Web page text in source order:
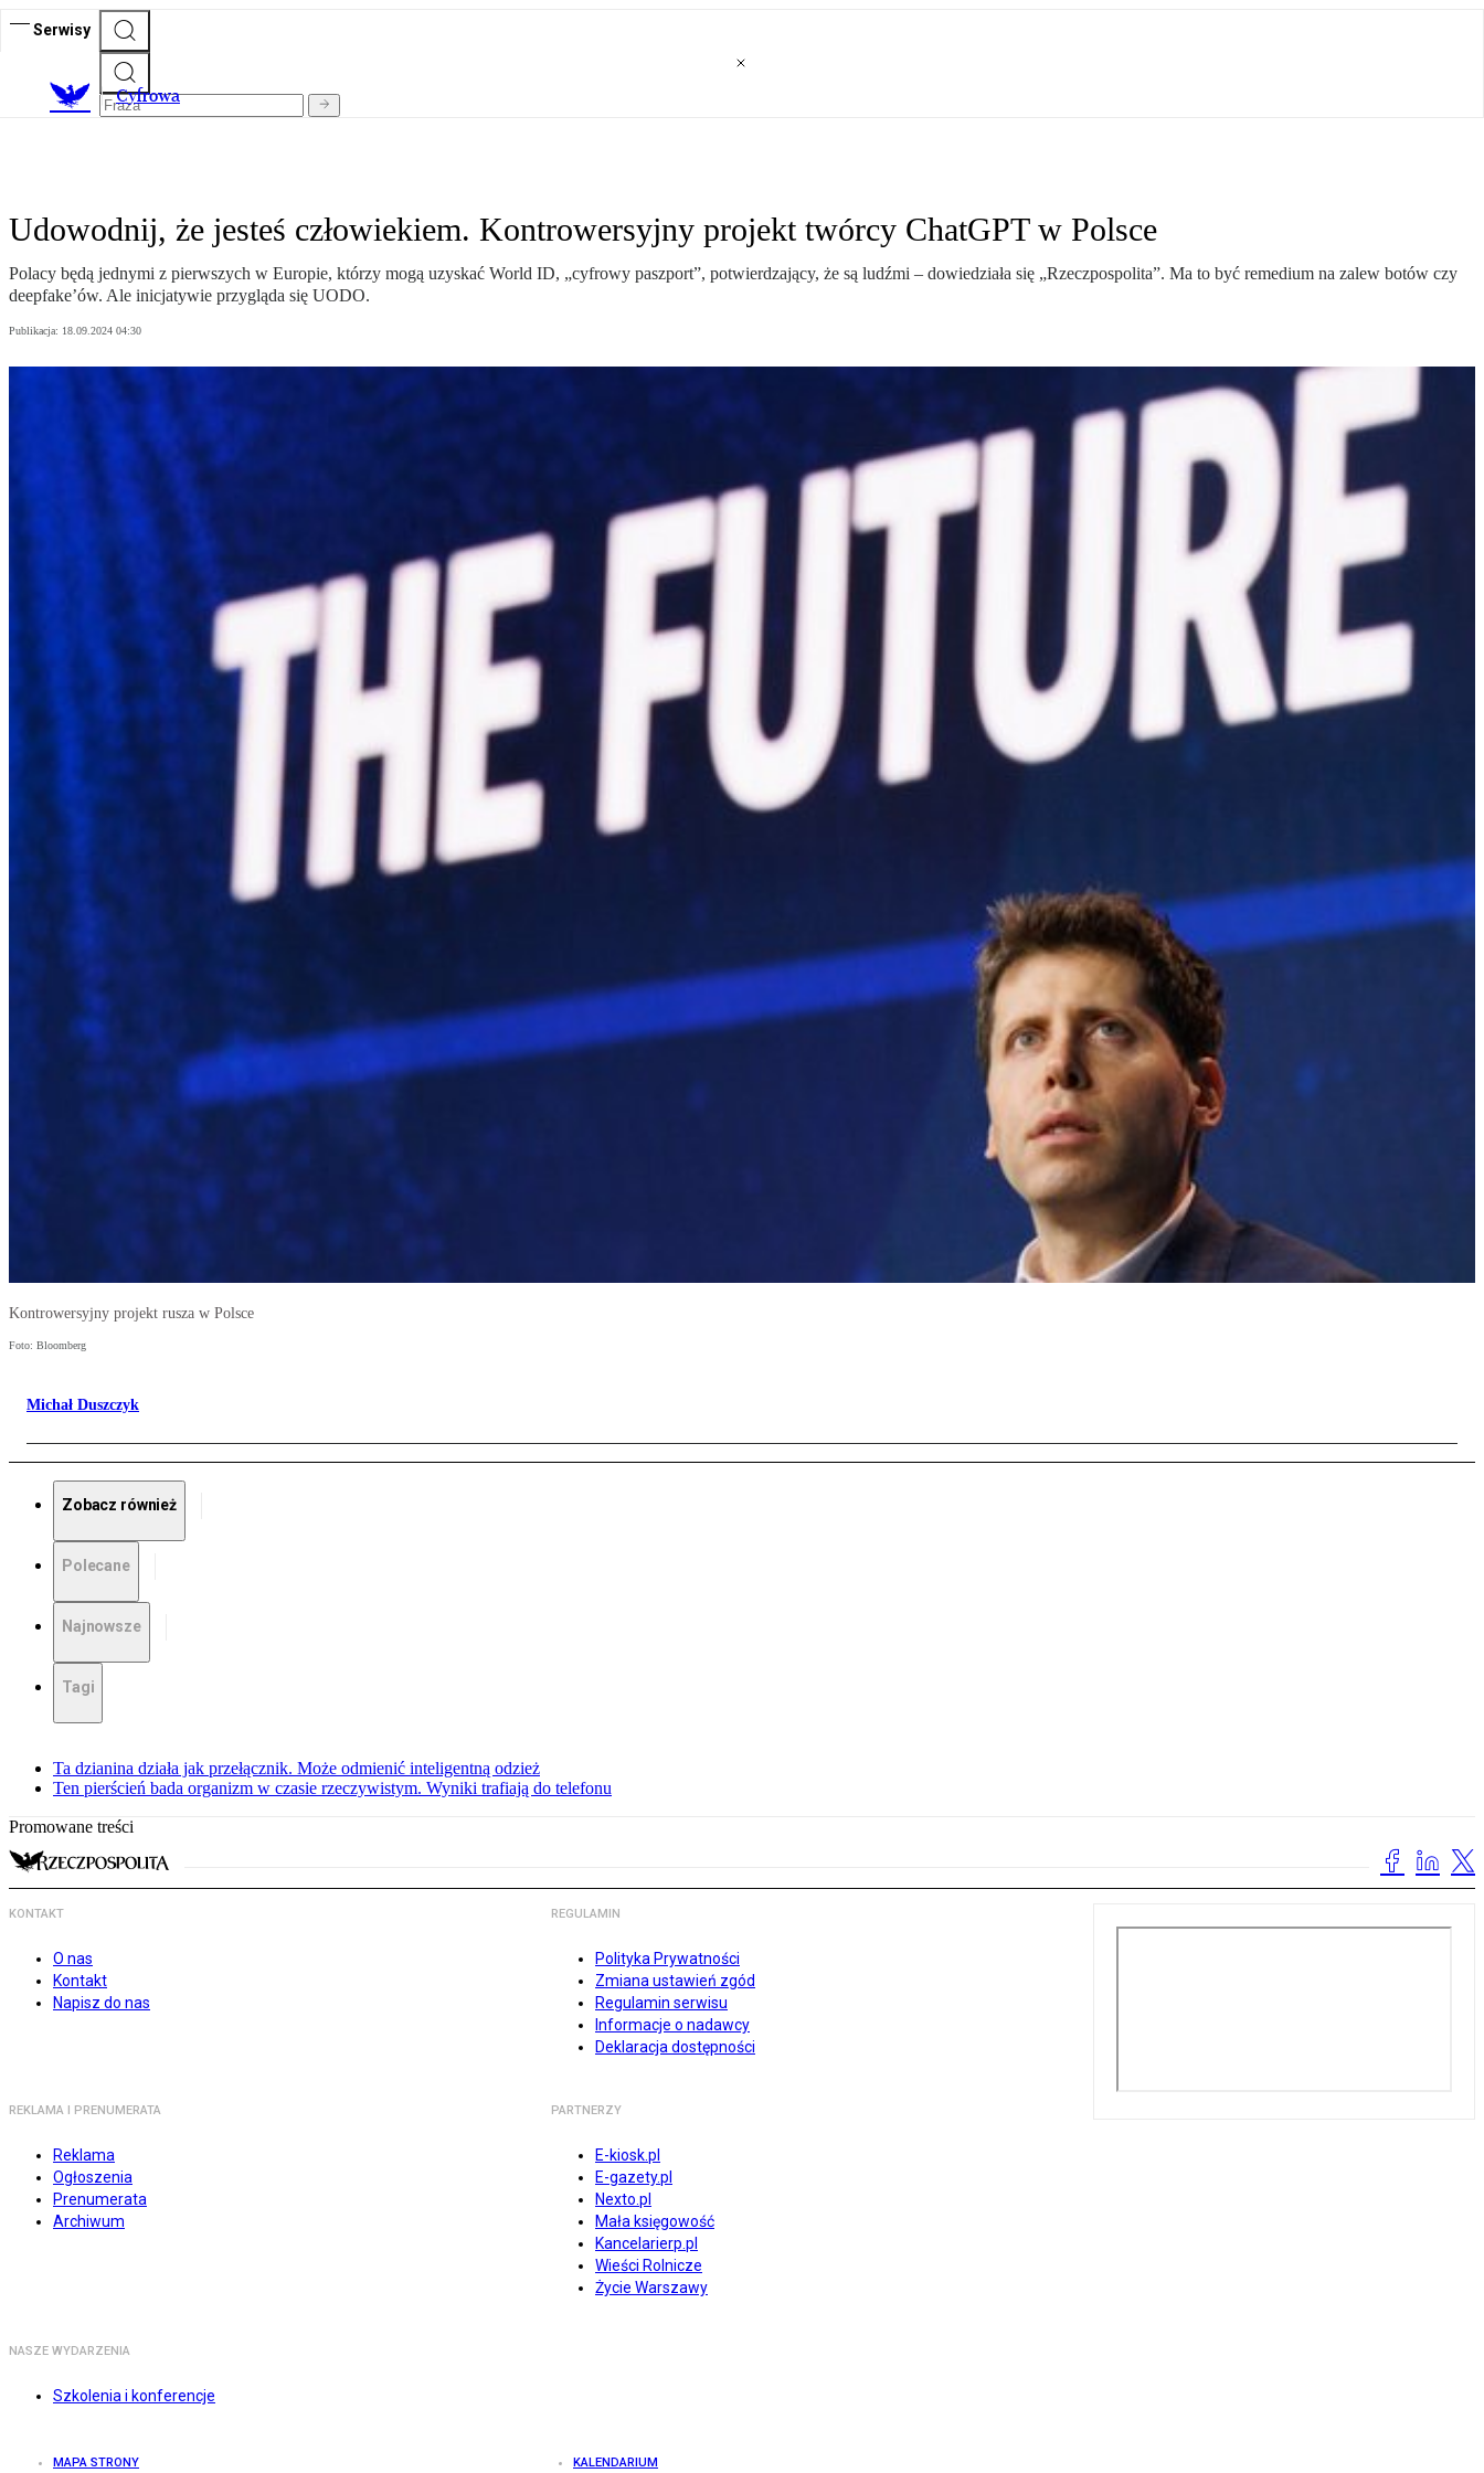
Serwisy
Cyfrowa
Udowodnij, że jesteś człowiekiem. Kontrowersyjny projekt twórcy ChatGPT w Polsce
Polacy będą jednymi z pierwszych w Europie, którzy mogą uzyskać World ID, „cyfrowy paszport”, potwierdzający, że są ludźmi – dowiedziała się „Rzeczpospolita”. Ma to być remedium na zalew botów czy
deepfake’ów. Ale inicjatywie przygląda się UODO.
Publikacja: 18.09.2024 04:30
Kontrowersyjny projekt rusza w Polsce
Foto: Bloomberg
Michał Duszczyk
Zobacz również
Polecane
Najnowsze
Tagi
Ta dzianina działa jak przełącznik. Może odmienić inteligentną odzież
Ten pierścień bada organizm w czasie rzeczywistym. Wyniki trafiają do telefonu
Promowane treści
KONTAKT
O nas
Kontakt
Napisz do nas
REGULAMIN
Polityka Prywatności
Zmiana ustawień zgód
Regulamin serwisu
Informacje o nadawcy
Deklaracja dostępności
REKLAMA I PRENUMERATA
Reklama
Ogłoszenia
Prenumerata
Archiwum
PARTNERZY
E-kiosk.pl
E-gazety.pl
Nexto.pl
Mała księgowość
Kancelarierp.pl
Wieści Rolnicze
Życie Warszawy
NASZE WYDARZENIA
Szkolenia i konferencje
MAPA STRONY KALENDARIUM